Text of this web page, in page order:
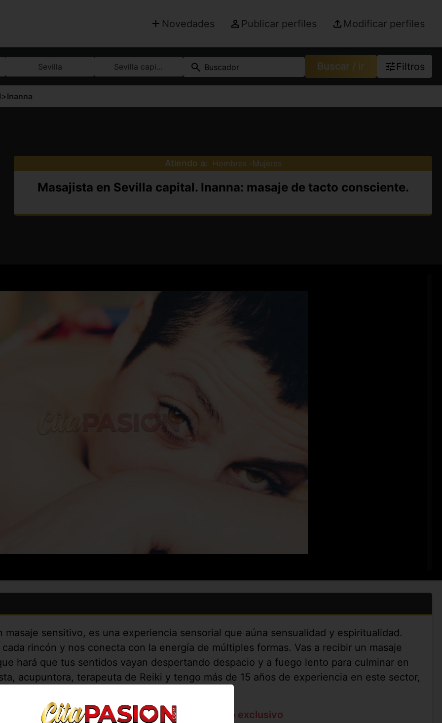
Novedades Publicar perfiles Modificar perfiles
Sevilla Sevilla capital Buscador Buscar / ir Filtros
>Inanna
Atiendo a: Hombres Mujeres
Masajista en Sevilla capital. Inanna: masaje de tacto consciente.
masaje sensitivo, es una experiencia sensorial que aúna sensualidad y espiritualidad.
rincón y nos conecta con la energía de múltiples formas. Vas a recibir un masaje
hará que tus sentidos vayan despertando despacio y a fuego lento para culminar en
acupuntora, terapeuta de Reiki y tengo más de 15 años de experiencia en este sector,
te ofrezco a ti, si te atreves a experimentarlo.
has visto enCitaPASION.COMy tendrás un trato exclusivo